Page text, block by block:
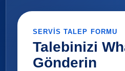
SERVIS TALEP FORMU
Talebinizi
Gönderin